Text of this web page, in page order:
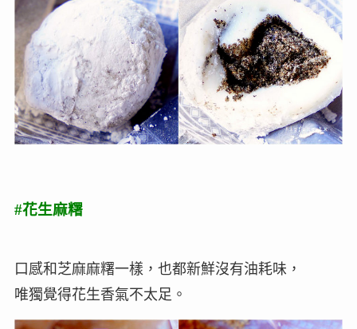
#花生麻糬
口感和芝麻麻糬一樣，也都新鮮沒有油耗味，
唯獨覺得花生香氣不太足。